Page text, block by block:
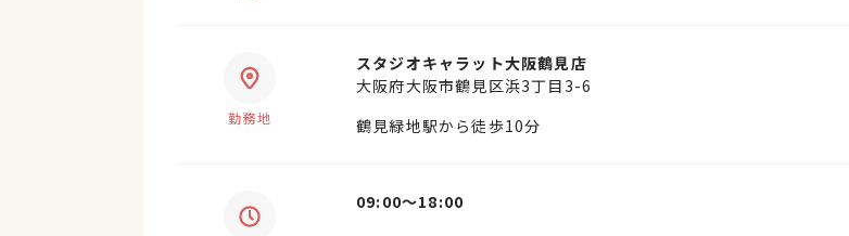
勤務地
スタジオキャラット大阪鶴見店
大阪府大阪市鶴見区浜3丁目3-6
鶴見緑地駅から徒歩10分
09:00〜18:00